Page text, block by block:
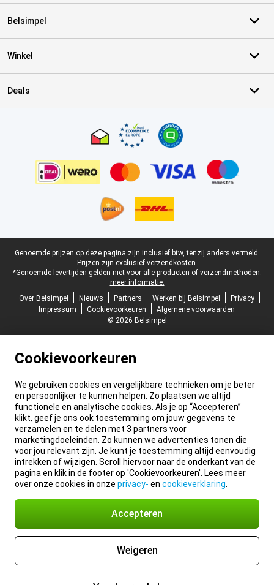
Belsimpel
Winkel
Deals
Juridische voettekst
Genoemde prijzen op deze pagina zijn inclusief btw, tenzij anders vermeld.
Prijzen zijn exclusief verzendkosten.
*Genoemde levertijden gelden niet voor alle producten of verzendmethoden:
meer informatie.
Over Belsimpel
Nieuws Partners Werken bij Belsimpel
Privacy
Impressum
Cookievoorkeuren
Algemene voorwaarden
© 2026 Belsimpel
Cookievoorkeuren
We gebruiken cookies en vergelijkbare technieken om je beter
en persoonlijker te kunnen helpen. Zo plaatsen we altijd
functionele en analytische cookies. Als je op “Accepteren”
klikt, geef je ons ook toestemming om jouw gegevens te
verzamelen en te delen met 3 partners voor
marketingdoeleinden. Zo kunnen we advertenties tonen die
voor jou relevant zijn. Je kunt je toestemming altijd eenvoudig
intrekken of wijzigen. Scroll hiervoor naar de onderkant van de
pagina en klik in de footer op 'Cookievoorkeuren'. Lees meer
over onze cookies in onze privacy- en cookieverklaring
Accepteren
Weigeren